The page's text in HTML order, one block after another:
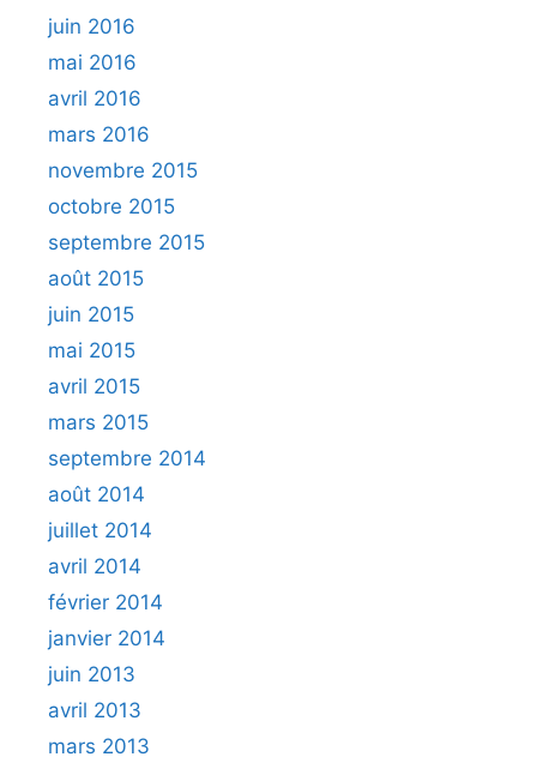
juin 2016
mai 2016
avril 2016
mars 2016
novembre 2015
octobre 2015
septembre 2015
août 2015
juin 2015
mai 2015
avril 2015
mars 2015
septembre 2014
août 2014
juillet 2014
avril 2014
février 2014
janvier 2014
juin 2013
avril 2013
mars 2013